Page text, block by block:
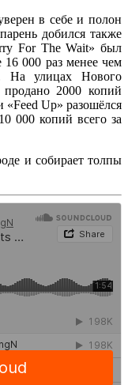
в себе и полон
добился также
For The Wait» был
16 000 раз менее чем
На улицах Нового
2000 копий
«Feed Up» разошёлся
000 копий всего за
и собирает толпы